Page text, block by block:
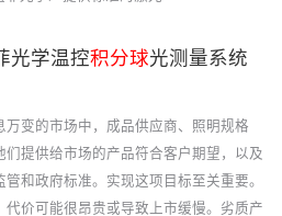
光学温控积分球光测量系统
变的市场中，成品供应商、照明规格
提供给市场的产品符合客户期望，以及
和政府标准。实现这项目标至关重要。
价可能很昂贵或导致上市缓慢。劣质产